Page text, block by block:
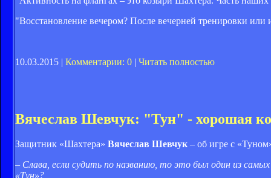
"Восстановление вечером? После вечерней тренировки или
10.03.2015 | Комментарии: 0 | Читать полностью
Вячеслав Шевчук: "Тун" - хорошая
Защитник «Шахтера» Вячеслав Шевчук – об игре с
– Слава, если судить по названию, то это был один из
«Тун»?